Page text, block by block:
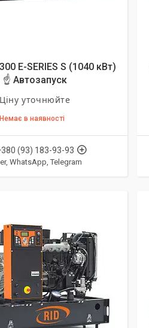
E-SERIES S (1040 кВт)
☝ Автозапуск
Ціну уточнюйте
Немає в наявності
(93) 183-93-93
WhatsApp, Telegram